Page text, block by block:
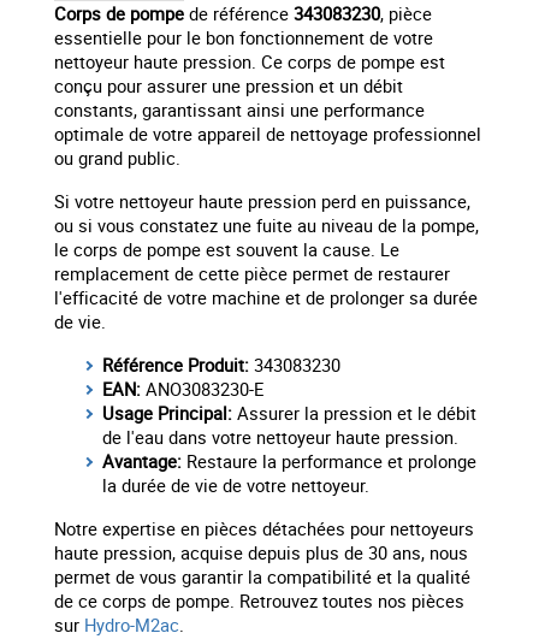
Corps de pompe de référence 343083230, pièce
essentielle pour le bon fonctionnement de votre
nettoyeur haute pression. Ce corps de pompe est
conçu pour assurer une pression et un débit
constants, garantissant ainsi une performance
optimale de votre appareil de nettoyage professionnel
ou grand public.
Si votre nettoyeur haute pression perd en puissance,
ou si vous constatez une fuite au niveau de la pompe,
le corps de pompe est souvent la cause. Le
remplacement de cette pièce permet de restaurer
l'efficacité de votre machine et de prolonger sa durée
de vie.
Référence Produit: 343083230
EAN: ANO3083230-E
Usage Principal: Assurer la pression et le débit
de l'eau dans votre nettoyeur haute pression.
Avantage: Restaure la performance et prolonge
la durée de vie de votre nettoyeur.
Notre expertise en pièces détachées pour nettoyeurs
haute pression, acquise depuis plus de 30 ans, nous
permet de vous garantir la compatibilité et la qualité
de ce corps de pompe. Retrouvez toutes nos pièces
sur Hydro-M2ac.